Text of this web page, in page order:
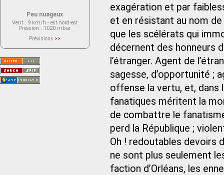
exagération et par
et en résistant au nom de
que les scélérats qui
décernent des honneurs
l’étranger. Agent de
sagesse, d’opportunité ;
offense la vertu, et, dans
fanatiques méritent la
de combattre le
perd la République ;
Oh ! redoutables devoirs
ne sont plus seulement
faction d’Orléans, les
Peu nuageux
Vent : 9 km/h - est nord-est
Pression : 1020 mbar
Prévisions >>
actuellement aucune prévision
Saint-Nom.
Veuillez consulter le message du
service ci-dessous.
(401 - Invalid API key. Please see
https://openweathermap.org/faq#error401